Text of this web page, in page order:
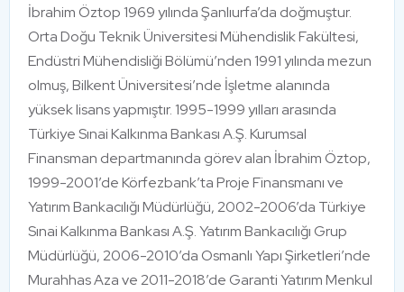
İbrahim Öztop 1969 yılında Şanlıurfa’da doğmuştur.
Orta Doğu Teknik Üniversitesi Mühendislik Fakültesi,
Endüstri Mühendisliği Bölümü’nden 1991 yılında mezun
olmuş, Bilkent Üniversitesi’nde İşletme alanında
yüksek lisans yapmıştır. 1995-1999 yılları arasında
Türkiye Sınai Kalkınma Bankası A.Ş. Kurumsal
Finansman departmanında görev alan İbrahim Öztop,
1999-2001’de Körfezbank’ta Proje Finansmanı ve
Yatırım Bankacılığı Müdürlüğü, 2002-2006’da Türkiye
Sınai Kalkınma Bankası A.Ş. Yatırım Bankacılığı Grup
Müdürlüğü, 2006-2010’da Osmanlı Yapı Şirketleri’nde
Murahhas Aza ve 2011-2018’de Garanti Yatırım Menkul